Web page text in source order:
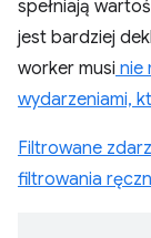
spełniają
jest bardziej
worker musi nie
wydarzeniami,
Filtrowane
filtrowania